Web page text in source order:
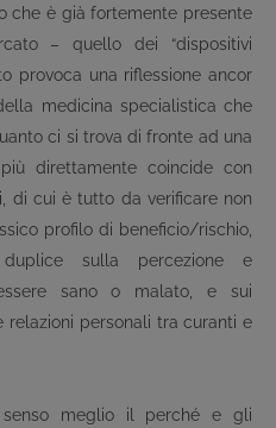
che è già fortemente presente
– quello dei “dispositivi
provoca una riflessione ancor
medicina specialistica che
ci si trova di fronte ad una
direttamente coincide con
di cui è tutto da verificare non
profilo di beneficio/rischio,
sulla percezione e
sano o malato, e sui
personali tra curanti e
meglio il perché e gli